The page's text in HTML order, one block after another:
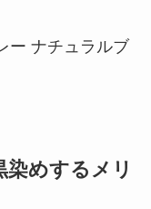
ー ナチュラルブ
めするメリ